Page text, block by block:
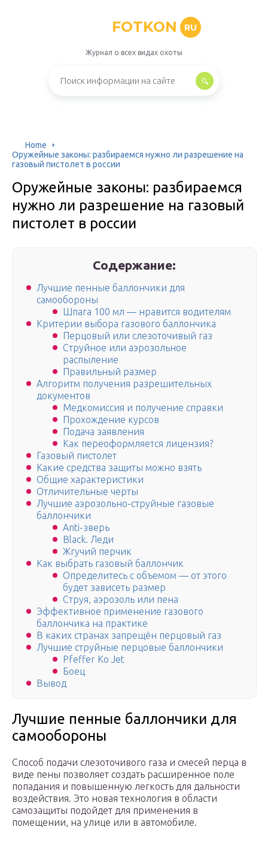
FOTKON RU
Журнал о всех видах охоты
Home
Оружейные законы: разбираемся нужно ли разрешение на
газовый пистолет в россии
Оружейные законы: разбираемся
нужно ли разрешение на газовый
пистолет в россии
Содержание:
Лучшие пенные баллончики для
самообороны
Шпага 100 мл — нравится водителям
Критерии выбора газового баллончика
Перцовый или слезоточивый газ
Струйное или аэрозольное
распыление
Правильный размер
Алгоритм получения разрешительных
документов
Медкомиссия и получение справки
Прохождение курсов
Подача заявления
Как переоформляется лицензия?
Газовый пистолет
Какие средства защиты можно взять
Общие характеристики
Отличительные черты
Лучшие аэрозольно-струйные газовые
баллончики
Anti-зверь
Black. Леди
Жгучий перчик
Как выбрать газовый баллончик
Определитесь с объемом — от этого
будет зависеть размер
Струя, аэрозоль или пена
Эффективное применение газового
баллончика на практике
В каких странах запрещён перцовый газ
Лучшие струйные перцовые баллончики
Pfeffer Ko Jet
Боец
Вывод
Лучшие пенные баллончики для
самообороны
Способ подачи слезоточивого газа и смесей перца в
виде пены позволяет создать расширенное поле
попадания и повышенную легкость для дальности
воздействия. Это новая технология в области
самозащиты подойдет для применения в
помещении, на улице или в автомобиле.